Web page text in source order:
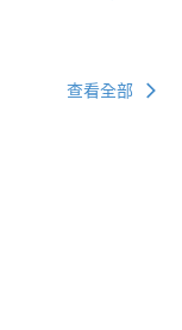
查看全部